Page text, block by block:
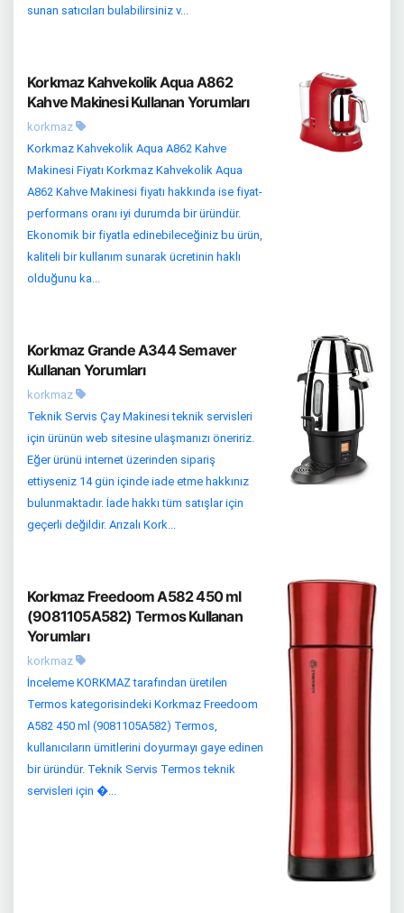
sunan satıcıları bulabilirsiniz v...
Korkmaz Kahvekolik Aqua A862
Kahve Makinesi Kullanan Yorumları
korkmaz
Korkmaz Kahvekolik Aqua A862 Kahve
Makinesi Fiyatı Korkmaz Kahvekolik Aqua
A862 Kahve Makinesi fiyatı hakkında ise fiyat-
performans oranı iyi durumda bir üründür.
Ekonomik bir fiyatla edinebileceğiniz bu ürün,
kaliteli bir kullanım sunarak ücretinin haklı
olduğunu ka...
Korkmaz Grande A344 Semaver
Kullanan Yorumları
korkmaz
Teknik Servis Çay Makinesi teknik servisleri
için ürünün web sitesine ulaşmanızı öneririz.
Eğer ürünü internet üzerinden sipariş
ettiyseniz 14 gün içinde iade etme hakkınız
bulunmaktadır. İade hakkı tüm satışlar için
geçerli değildir. Arızalı Kork...
Korkmaz Freedoom A582 450 ml
(9081105A582) Termos Kullanan
Yorumları
korkmaz
İnceleme KORKMAZ tarafından üretilen
Termos kategorisindeki Korkmaz Freedoom
A582 450 ml (9081105A582) Termos,
kullanıcıların ümitlerini doyurmayı gaye edinen
bir üründür. Teknik Servis Termos teknik
servisleri için �...